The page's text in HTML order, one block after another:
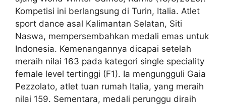
Kompetisi ini berlangsung di Turin, Italia. Atlet
sport dance asal Kalimantan Selatan, Siti
Naswa, mempersembahkan medali emas untuk
Indonesia. Kemenangannya dicapai setelah
meraih nilai 163 pada kategori single speciality
female level tertinggi (F1). Ia mengungguli Gaia
Pezzolato, atlet tuan rumah Italia, yang meraih
nilai 159. Sementara, medali perunggu diraih